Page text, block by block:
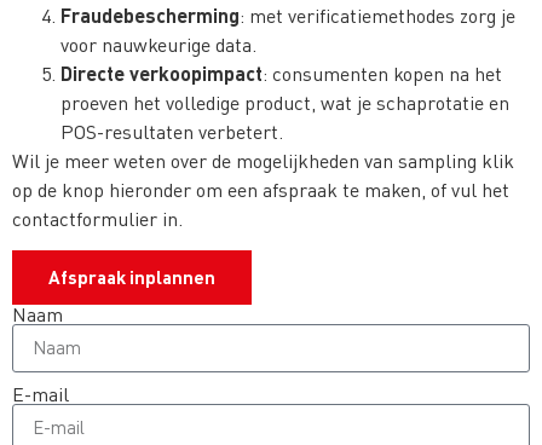
Fraudebescherming: met verificatiemethodes zorg je
voor nauwkeurige data.
Directe verkoopimpact: consumenten kopen na het
proeven het volledige product, wat je schaprotatie en
POS-resultaten verbetert.
Wil je meer weten over de mogelijkheden van sampling klik
op de knop hieronder om een afspraak te maken, of vul het
contactformulier in.
Afspraak inplannen
Naam
E-mail